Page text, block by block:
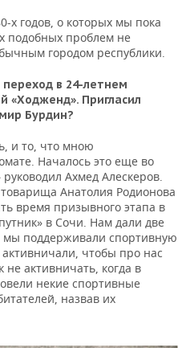
х годов, о которых мы пока
подобных проблем не
городом республики.
в 24-летнем
«Ходженд». Пригласил
Бурдин?
и то, что мною
Началось это еще во
Ахмед Алескеров.
Анатолия Родионова
время призывного этапа в
в Сочи. Нам дали две
мы поддерживали спортивную
чтобы про нас
не активничать, когда в
некие спортивные
назвав их